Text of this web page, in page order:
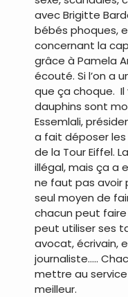
avec Brigitte
bébés phoques,
concernant la
grâce à Pamela
écouté. Si l’on a
que ça choque. Il
dauphins sont
Essemlali,
a fait déposer
de la Tour Eiffel.
illégal, mais ça a
ne faut pas avoir
seul moyen de
chacun peut
peut utiliser ses
avocat, écrivain,
journaliste…..
mettre au
meilleur.